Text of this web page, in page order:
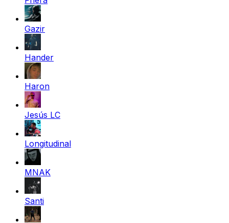
Gazir
Hander
Haron
Jesús LC
Longitudinal
MNAK
Santi